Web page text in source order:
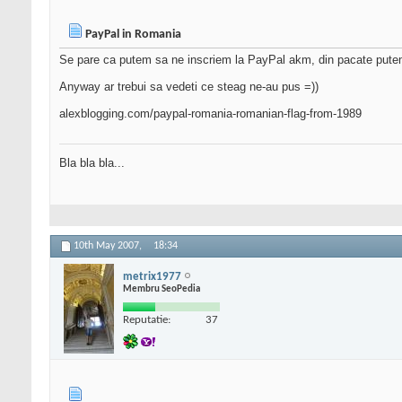
PayPal in Romania
Se pare ca putem sa ne inscriem la PayPal akm, din pacate
Anyway ar trebui sa vedeti ce steag ne-au pus =))
alexblogging.com/paypal-romania-romanian-flag-from-1989
Bla bla bla...
10th May 2007, 18:34
metrix1977
Membru SeoPedia
Reputatie: 37